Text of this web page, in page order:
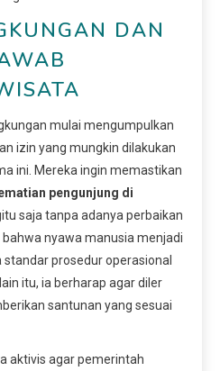
DAN
mulai mengumpulkan
izin yang mungkin dilakukan
ini. Mereka ingin memastikan
pengunjung di
saja tanpa adanya perbaikan
nyawa manusia menjadi
prosedur operasional
itu, ia berharap agar diler
santunan yang sesuai
aktivis agar pemerintah